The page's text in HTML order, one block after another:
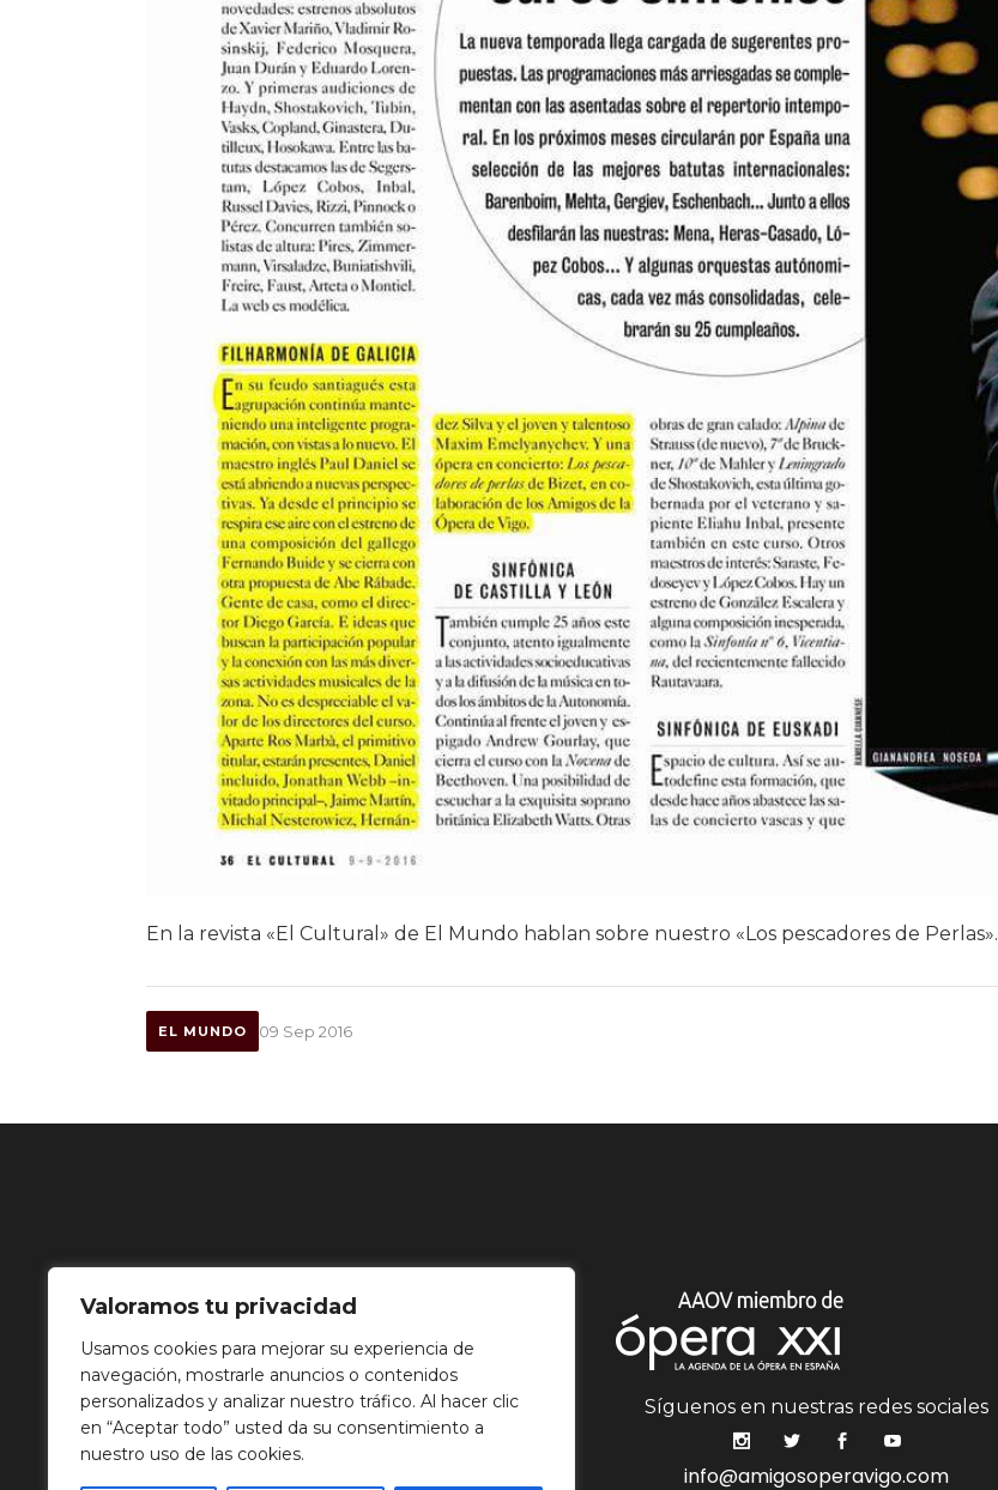
Valoramos tu privacidad
Usamos cookies para mejorar su experiencia de
navegación, mostrarle anuncios o contenidos
personalizados y analizar nuestro tráfico. Al hacer clic
en “Aceptar todo” usted da su consentimiento a
nuestro uso de las cookies.
En la revista «El Cultural» de El Mundo hablan sobre nuestro «Los pescadores de Perlas».
EL MUNDO 09 Sep 2016
Síguenos en nuestras redes sociales
info@amigosoperavigo.com